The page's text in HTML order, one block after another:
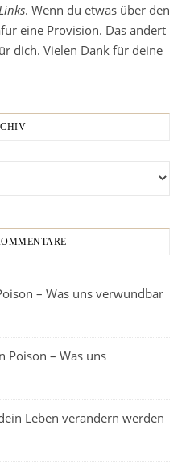
. Wenn du etwas über den
eine Provision. Das ändert
dich. Vielen Dank für deine
– Was uns verwundbar
Poison – Was uns
Leben verändern werden